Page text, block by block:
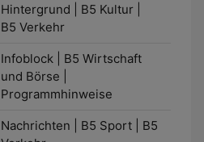
Hintergrund | B5 Kultur |
B5 Verkehr
Infoblock | B5 Wirtschaft
und Börse |
Programmhinweise
Nachrichten | B5 Sport | B5